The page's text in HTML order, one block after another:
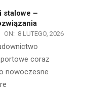
stalowe –
ON: 8 LUTEGO, 2026
coraz
nowoczesne